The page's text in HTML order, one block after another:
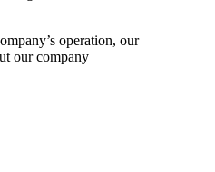
operation, our
our company